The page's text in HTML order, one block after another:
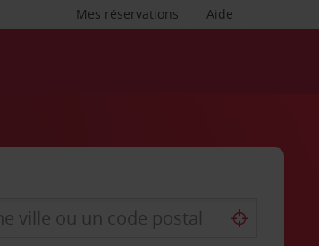
Aide
Mes réservations